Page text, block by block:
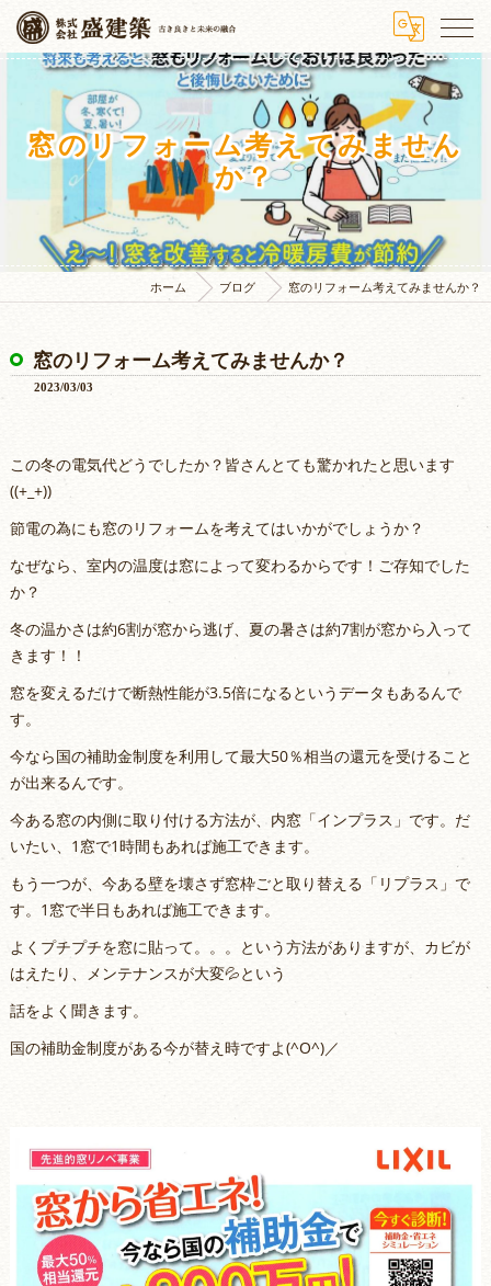
窓のリフォーム考えてみません
か？
ホーム ブログ 窓のリフォーム考えてみませんか？
窓のリフォーム考えてみませんか？
2023/03/03
この冬の電気代どうでしたか？皆さんとても驚かれたと思います
((+_+))
節電の為にも窓のリフォームを考えてはいかがでしょうか？
なぜなら、室内の温度は窓によって変わるからです！ご存知でした
か？
冬の温かさは約6割が窓から逃げ、夏の暑さは約7割が窓から入って
きます！！
窓を変えるだけで断熱性能が3.5倍になるというデータもあるんで
す。
今なら国の補助金制度を利用して最大50％相当の還元を受けること
が出来るんです。
今ある窓の内側に取り付ける方法が、内窓「インプラス」です。だ
いたい、1窓で1時間もあれば施工できます。
もう一つが、今ある壁を壊さず窓枠ごと取り替える「リプラス」で
す。1窓で半日もあれば施工できます。
よくプチプチを窓に貼って。。。という方法がありますが、カビが
はえたり、メンテナンスが大変💦という
話をよく聞きます。
国の補助金制度がある今が替え時ですよ(^O^)／